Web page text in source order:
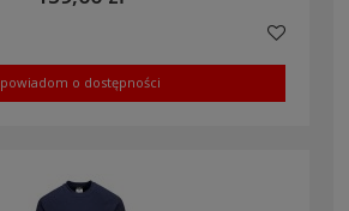
powiadom o dostępności